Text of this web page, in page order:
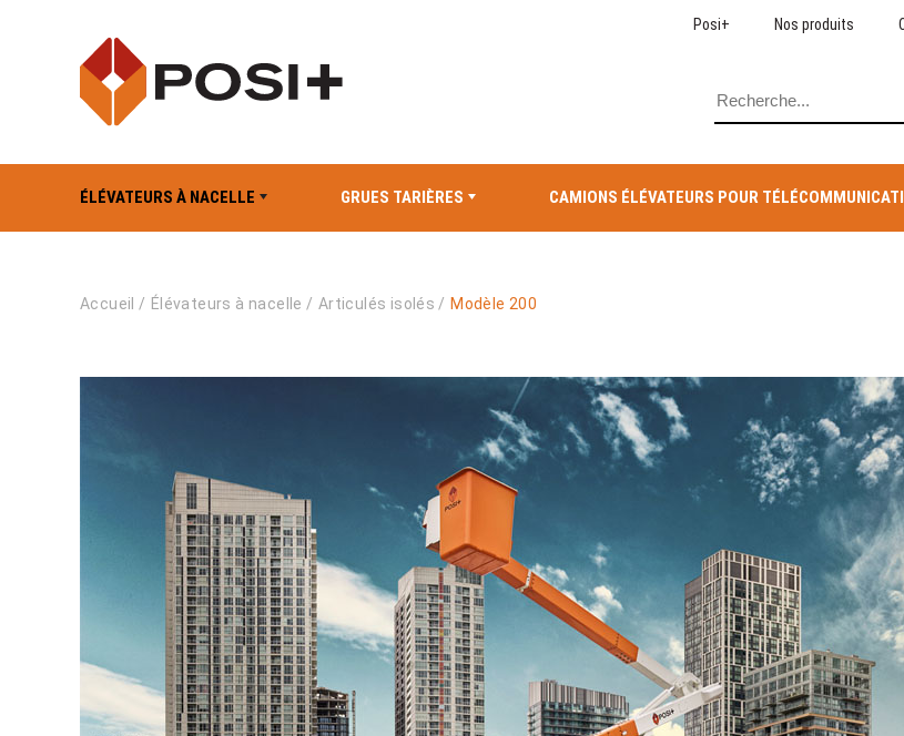
Posi+ Nos produits
ÉLÉVATEURS À NACELLE GRUES TARIÈRES CAMIONS ÉLÉVATEURS POUR
Accueil / Élévateurs à nacelle / Articulés isolés / Modèle 200